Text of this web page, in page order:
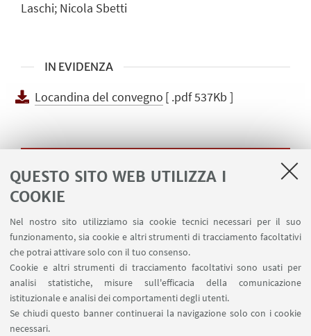
QUESTO SITO WEB UTILIZZA I
COOKIE
Nel nostro sito utilizziamo sia cookie tecnici necessari per il suo
funzionamento, sia cookie e altri strumenti di tracciamento facoltativi
che potrai attivare solo con il tuo consenso.
Cookie e altri strumenti di tracciamento facoltativi sono usati per
analisi statistiche, misure sull'efficacia della comunicazione
istituzionale e analisi dei comportamenti degli utenti.
Se chiudi questo banner continuerai la navigazione solo con i cookie
necessari.
Laschi; Nicola Sbetti
IN EVIDENZA
Locandina del convegno [ .pdf 537Kb ]
Album